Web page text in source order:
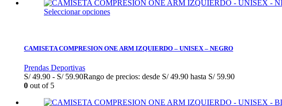
Seleccionar opciones
CAMISETA COMPRESION ONE ARM IZQUIERDO – UNISEX – NEGRO
Prendas Deportivas
S/ 49.90 - S/ 59.90Rango de precios: desde S/ 49.90 hasta S/ 59.90
0 out of 5